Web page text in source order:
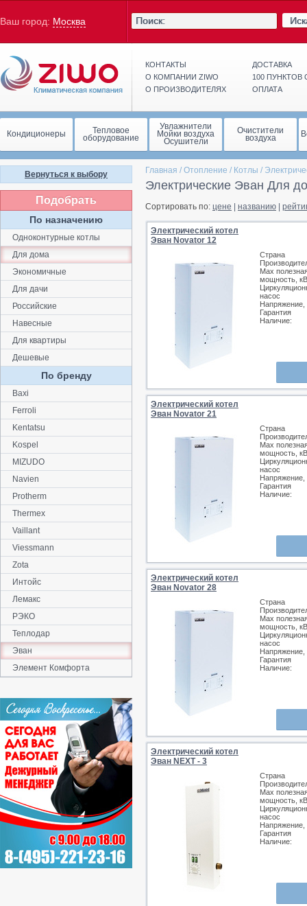
Ваш город: Москва
КОНТАКТЫ
О КОМПАНИИ ZIWO
О ПРОИЗВОДИТЕЛЯХ
ДОСТАВКА
100
ОПЛАТА
Кондиционеры Тепловое
оборудование
Увлажнители
Мойки воздуха
Осушители
Очистители
воздуха
Главная / Отопление / Котлы /
Электрические Эван Для
Сортировать по: цене названию
Электрический котел
Эван Novator 12
Страна
Max
мощность,
насос
Напряжение,
Гарантия
Наличие:
Электрический котел
Эван Novator 21
Страна
Max
мощность,
насос
Напряжение,
Гарантия
Наличие:
Электрический котел
Эван Novator 28
Страна
Max
мощность,
насос
Напряжение,
Гарантия
Наличие:
Электрический котел
Эван NEXT - 3
Страна
Max
мощность,
насос
Напряжение,
Гарантия
Наличие:
Вернуться к выбору
Подобрать
По назначению
Одноконтурные котлы
Для дома
Экономичные
Для дачи
Российские
Навесные
Для квартиры
Дешевые
По бренду
Baxi
Ferroli
Kentatsu
Kospel
MIZUDO
Navien
Protherm
Thermex
Vaillant
Viessmann
Zota
Интойс
Лемакс
РЭКО
Теплодар
Эван
Элемент Комфорта